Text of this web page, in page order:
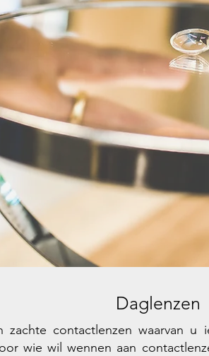
Daglenzen
zachte contactlenzen waarvan
wie wil wennen aan